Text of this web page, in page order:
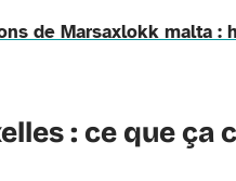
de Marsaxlokk malta :
: ce que